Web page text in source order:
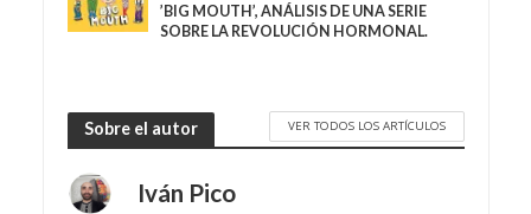
’BIG MOUTH’, ANÁLISIS DE UNA SERIE
SOBRE LA REVOLUCIÓN HORMONAL.
Sobre el autor VER TODOS LOS ARTÍCULOS
Iván Pico